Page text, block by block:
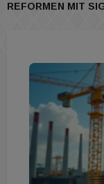
REFORMEN MIT